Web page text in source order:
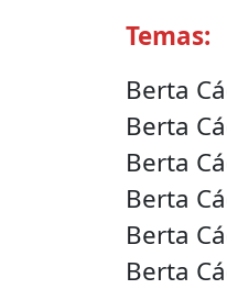
Temas:
Berta
Berta
Berta
Berta
Berta
Berta